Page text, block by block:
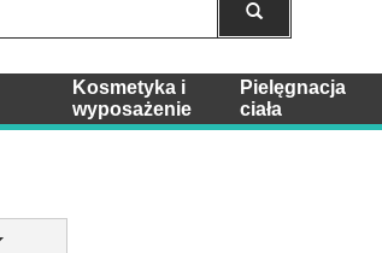
Kosmetyka i
wyposażenie
Pielęgnacja
ciała